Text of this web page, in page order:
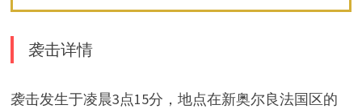
袭击详情
袭击发生于凌晨3点15分，地点在新奥尔良法国区的